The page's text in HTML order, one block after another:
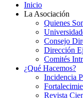
Inicio
La Asociación
Quienes
Consejo
Dirección
Comités
¿Qué Hacemos?
Incidencia
Revista